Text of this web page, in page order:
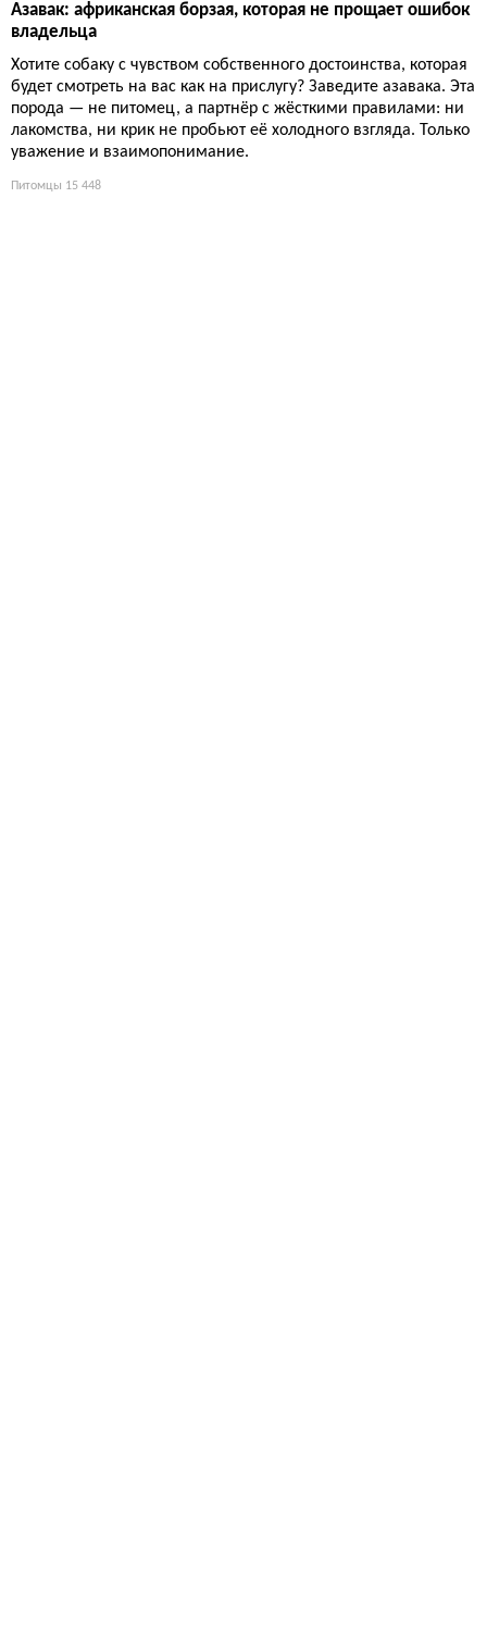
Азавак: африканская борзая, которая не прощает ошибок
владельца
Хотите собаку с чувством собственного достоинства, которая
будет смотреть на вас как на прислугу? Заведите азавака. Эта
порода — не питомец, а партнёр с жёсткими правилами: ни
лакомства, ни крик не пробьют её холодного взгляда. Только
уважение и взаимопонимание.
Питомцы 15 448